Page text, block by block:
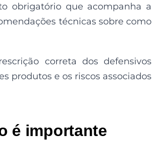
obrigatório que acompanha a
técnicas sobre como
correta dos defensivos
produtos e os riscos associados
é importante